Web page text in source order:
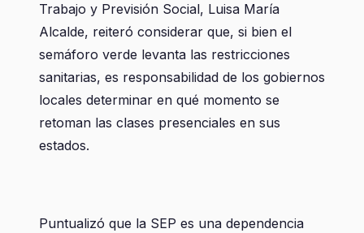
Trabajo y Previsión Social, Luisa María
Alcalde, reiteró considerar que, si bien el
semáforo verde levanta las restricciones
sanitarias, es responsabilidad de los gobiernos
locales determinar en qué momento se
retoman las clases presenciales en sus
estados.
Puntualizó que la SEP es una dependencia